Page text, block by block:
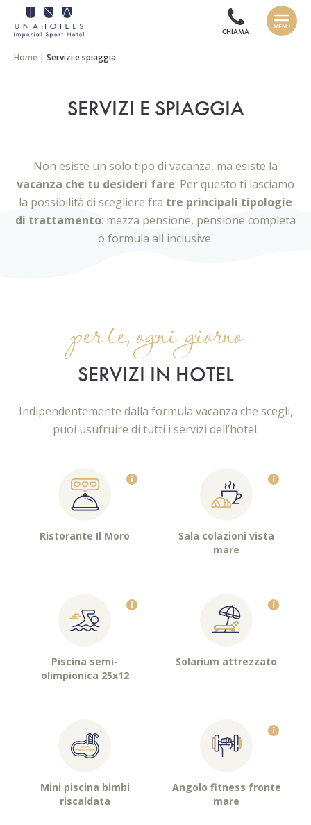
CHIAMA
Home | Servizi e spiaggia
SERVIZI E SPIAGGIA
Non esiste un solo tipo di vacanza, ma esiste la
vacanza che tu desideri fare. Per questo ti lasciamo
la possibilità di scegliere fra tre principali tipologie
di trattamento: mezza pensione, pensione completa
o formula all inclusive.
per te, ogni giorno
SERVIZI IN HOTEL
Indipendentemente dalla formula vacanza che scegli,
puoi usufruire di tutti i servizi dell’hotel.
Ristorante Il Moro
Sala colazioni vista
mare
Piscina semi-
olimpionica 25x12
Solarium attrezzato
Mini piscina bimbi
riscaldata
Angolo fitness fronte
mare